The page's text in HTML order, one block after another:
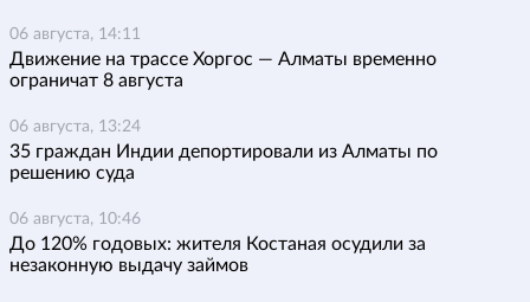
06 августа, 14:11
Движение на трассе Хоргос — Алматы временно
ограничат 8 августа
06 августа, 13:24
35 граждан Индии депортировали из Алматы по
решению суда
06 августа, 10:46
До 120% годовых: жителя Костаная осудили за
незаконную выдачу займов